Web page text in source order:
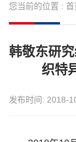
您当前的位置 : 首
韩敬东研
织特
发布时间: 2018-